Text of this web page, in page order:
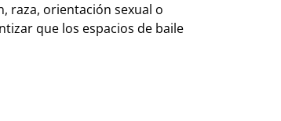
raza, orientación sexual o
que los espacios de baile